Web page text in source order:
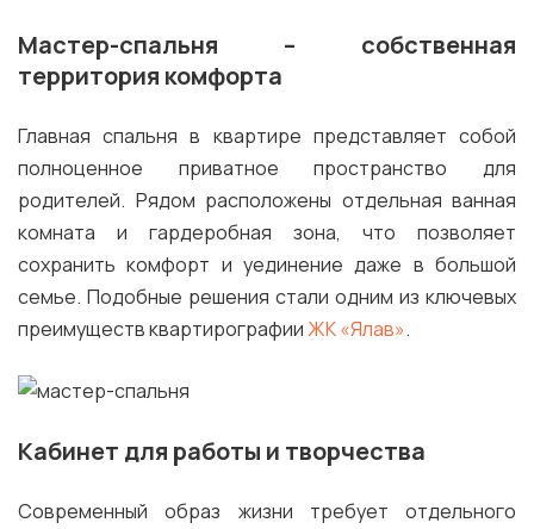
Мастер-спальня – собственная
территория комфорта
Главная спальня в квартире представляет собой
полноценное приватное пространство для
родителей. Рядом расположены отдельная ванная
комната и гардеробная зона, что позволяет
сохранить комфорт и уединение даже в большой
семье. Подобные решения стали одним из ключевых
преимуществ квартирографииЖК «Ялав».
Кабинет для работы и творчества
Современный образ жизни требует отдельного